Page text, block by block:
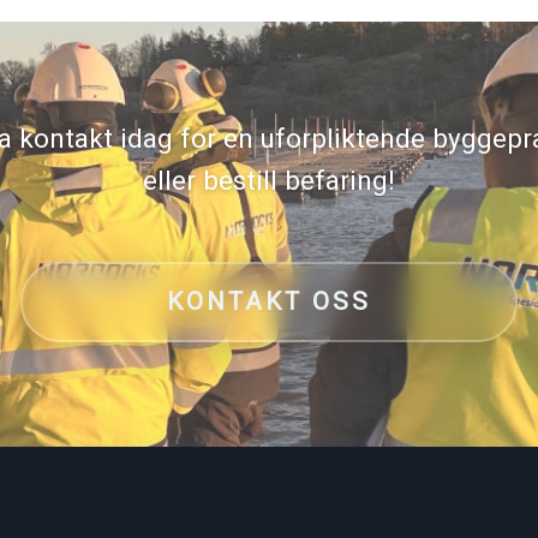
kontakt idag for en uforpliktende
eller bestill befaring!
KONTAKT OSS